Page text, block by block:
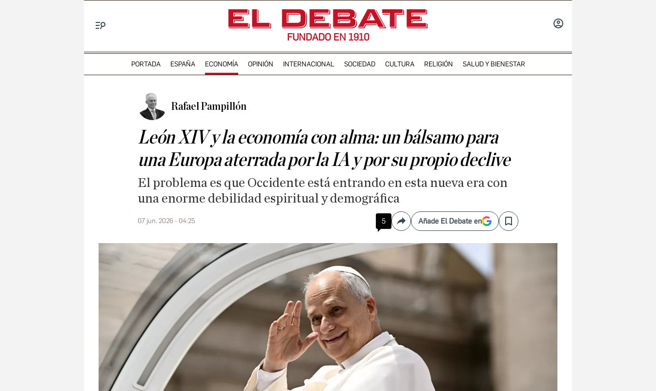
FUNDADO EN 1910
PORTADA ESPAÑA ECONOMÍA OPINIÓN INTERNACIONAL SOCIEDAD CULTURA RELIGIÓN SALUD Y BIENESTAR
Rafael Pampillón
León XIV y la economía con alma: un bálsamo para
una Europa aterrada por la IA y por su propio declive
El problema es que Occidente está entrando en esta nueva era con
una enorme debilidad espiritual y demográfica
07 jun. 2026 - 04:25 5 CompartirAñade El Debate en Save